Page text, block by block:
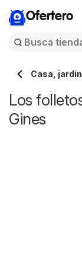
Ofertero
Casa,
Los
Gines